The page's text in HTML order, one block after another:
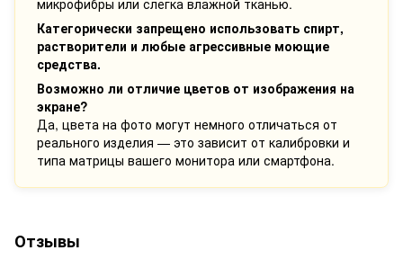
Категорически запрещено использовать спирт,
растворители и любые агрессивные моющие
средства.
Возможно ли отличие цветов от изображения на
экране?
Да, цвета на фото могут немного отличаться от
реального изделия — это зависит от калибровки и
типа матрицы вашего монитора или смартфона.
Отзывы